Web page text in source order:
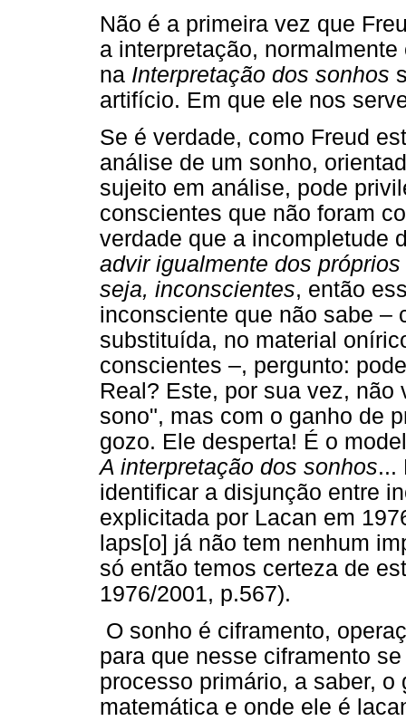
Não é a primeira vez que
a interpretação,
na Interpretação dos sonhos
artifício. Em que ele nos
Se é verdade, como Freud
análise de um sonho,
sujeito em análise, pode
conscientes que não foram
verdade que a incompletude
advir igualmente dos
seja, inconscientes, então
inconsciente que não sabe –
substituída, no material
conscientes –, pergunto:
Real? Este, por sua vez,
sono", mas com o ganho de
gozo. Ele desperta! É o
A interpretação dos sonhos...
identificar a disjunção entre
explicitada por Lacan em
laps[o] já não tem nenhum
só então temos certeza de
1976/2001, p.567).
O sonho é ciframento,
para que nesse ciframento
processo primário, a saber,
matemática e onde ele é